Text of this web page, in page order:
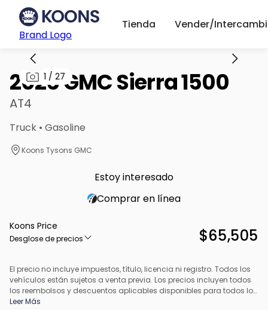
Brand Logo
Tienda Vender/
1 / 27
2026 GMC Sierra 1500
AT4
Truck • Gasoline
Koons Tysons GMC
Estoy interesado
Comprar en línea
Koons Price
Desglose de precios $65,505
El precio no incluye impuestos, título, licencia ni registro. Todos los
vehículos están sujetos a venta previa. Los precios incluyen todos
los reembolsos y descuentos aplicables disponibles para todos los
consumidores; pueden aplicarse reembolsos adicionales. Es
Leer Más